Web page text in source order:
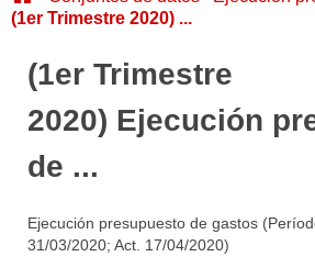
Áreas
Portal de Transparencia
(1er Trimestre 2020) ...
(1er Trimestre
2020) Ejecución
de ...
Ejecución presupuesto de gastos
31/03/2020; Act. 17/04/2020)